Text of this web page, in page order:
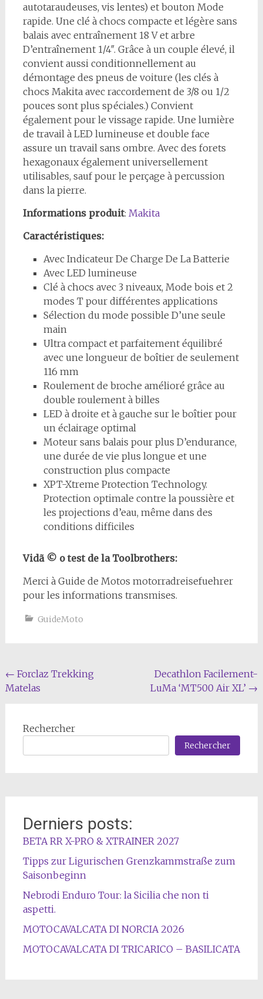
autotaraudeuses, vis lentes) et bouton Mode
rapide. Une clé à chocs compacte et légère sans
balais avec entraînement 18 V et arbre
D’entraînement 1/4″. Grâce à un couple élevé, il
convient aussi conditionnellement au
démontage des pneus de voiture (les clés à
chocs Makita avec raccordement de 3/8 ou 1/2
pouces sont plus spéciales.) Convient
également pour le vissage rapide. Une lumière
de travail à LED lumineuse et double face
assure un travail sans ombre. Avec des forets
hexagonaux également universellement
utilisables, sauf pour le perçage à percussion
dans la pierre.
Informations produit: Makita
Caractéristiques:
Avec Indicateur De Charge De La Batterie
Avec LED lumineuse
Clé à chocs avec 3 niveaux, Mode bois et 2
modes T pour différentes applications
Sélection du mode possible D’une seule
main
Ultra compact et parfaitement équilibré
avec une longueur de boîtier de seulement
116 mm
Roulement de broche amélioré grâce au
double roulement à billes
LED à droite et à gauche sur le boîtier pour
un éclairage optimal
Moteur sans balais pour plus D’endurance,
une durée de vie plus longue et une
construction plus compacte
XPT-Xtreme Protection Technology.
Protection optimale contre la poussière et
les projections d’eau, même dans des
conditions difficiles
Vidã © o test de la Toolbrothers:
Merci à Guide de Motos motorradreisefuehrer
pour les informations transmises.
GuideMoto
Navigation
de
← Forclaz Trekking
Matelas
Decathlon Facilement-
LuMa ‘MT500 Air XL’ →
Rechercher
Rechercher
Derniers posts:
BETA RR X-PRO & XTRAINER 2027
Tipps zur Ligurischen Grenzkammstraße zum
Saisonbeginn
Nebrodi Enduro Tour: la Sicilia che non ti
aspetti.
MOTOCAVALCATA DI NORCIA 2026
MOTOCAVALCATA DI TRICARICO – BASILICATA